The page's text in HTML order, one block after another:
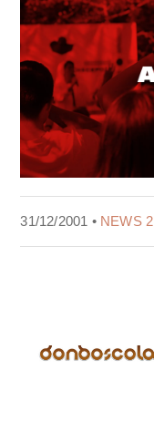
31/12/2001 • NEWS 2